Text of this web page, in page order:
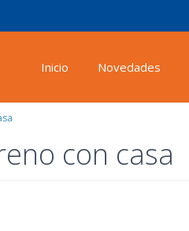
Inicio Novedades
con casa